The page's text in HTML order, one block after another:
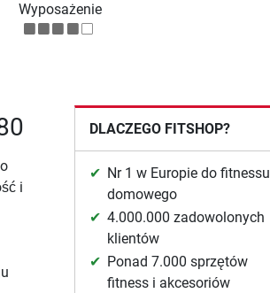
Wyposażenie
i
DLACZEGO FITSHOP?
Nr 1 w Europie do fitnessu
domowego
4.000.000 zadowolonych
klientów
Ponad 7.000 sprzętów
fitness i akcesoriów